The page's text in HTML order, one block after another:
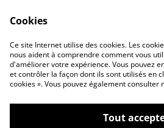
confidentialité
Alambic et compagnie -
Cookies
Ce site Internet utilise des cookies. Les
nous aident à comprendre comment vous
d'améliorer votre expérience. Vous pouvez
et contrôler la façon dont ils sont utilisés en
cookies ». Vous pouvez également consulter
Tout